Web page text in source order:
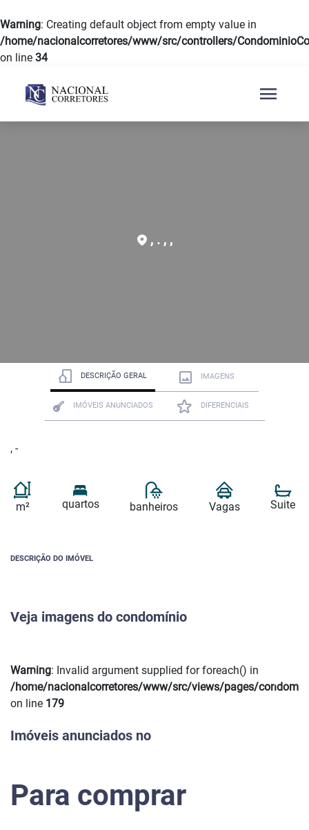
Warning: Creating default object from empty value in
/home/nacionalcorretores/www/src/controllers/
on line 34
menu
, . , ,
DESCRIÇÃO GERAL IMAGENS
IMÓVEIS ANUNCIADOS DIFERENCIAIS
, -
m² quartos banheiros Vagas Suite
DESCRIÇÃO DO IMÓVEL
Veja imagens do condomínio
Warning: Invalid argument supplied for foreach() in
/home/nacionalcorretores/www/src/views/pages/
on line 179
Previous Next
Imóveis anunciados no
Para comprar